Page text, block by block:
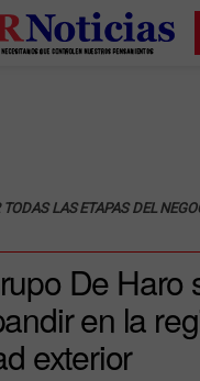
LAS ETAPAS DEL
De Haro
en la
exterior